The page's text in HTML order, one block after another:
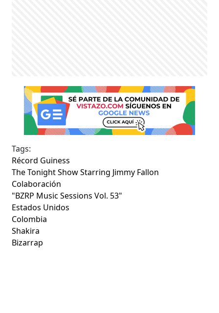
Tags:
Récord Guiness
The Tonight Show Starring Jimmy Fallon
Colaboración
"BZRP Music Sessions Vol. 53"
Estados Unidos
Colombia
Shakira
Bizarrap